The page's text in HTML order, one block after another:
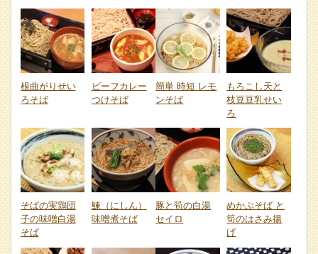
根曲がりせい
ろそば
ビーフカレー
つけそば
簡単 時短 レモ
ンそば
もろこし天と
枝豆豆乳せい
ろ
そばの実鶏団
子の味噌白湯
そば
鰊（にしん）
味噌煮そば
豚と筍の白湯
セイロ
めかぶそば と
筍のはさみ揚
げ